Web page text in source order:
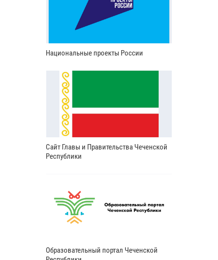
Национальные проекты России
Сайт Главы и Правительства Чеченской
Республики
Образовательный портал Чеченской